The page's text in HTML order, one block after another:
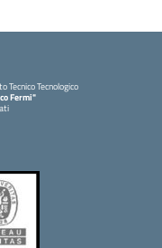
Tecnico Tecnologico
Fermi"